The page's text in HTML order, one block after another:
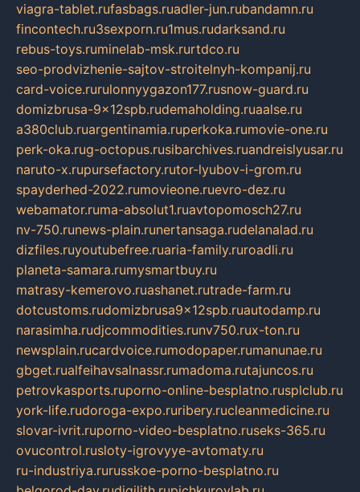
viagra-tablet.rufasbags.ruadler-jun.rubandamn.ru
fincontech.ru3sexporn.ru1mus.rudarksand.ru
rebus-toys.ruminelab-msk.rurtdco.ru
seo-prodvizhenie-sajtov-stroitelnyh-kompanij.ru
card-voice.rurulonnyygazon177.rusnow-guard.ru
domizbrusa-9x12spb.rudemaholding.ruaalse.ru
a380club.ruargentinamia.ruperkoka.rumovie-one.ru
perk-oka.rug-octopus.rusibarchives.ruandreislyusar.ru
naruto-x.rupursefactory.rutor-lyubov-i-grom.ru
spayderhed-2022.rumovieone.ruevro-dez.ru
webamator.ruma-absolut1.ruavtopomosch27.ru
nv-750.runews-plain.runertansaga.rudelanalad.ru
dizfiles.ruyoutubefree.ruaria-family.ruroadli.ru
planeta-samara.rumysmartbuy.ru
matrasy-kemerovo.ruashanet.rutrade-farm.ru
dotcustoms.rudomizbrusa9x12spb.ruautodamp.ru
narasimha.rudjcommodities.runv750.rux-ton.ru
newsplain.rucardvoice.rumodopaper.rumanunae.ru
gbget.rualfeihavsalnassr.rumadoma.rutajuncos.ru
petrovkasports.ruporno-online-besplatno.rusplclub.ru
york-life.rudoroga-expo.ruribery.rucleanmedicine.ru
slovar-ivrit.ruporno-video-besplatno.ruseks-365.ru
ovucontrol.rusloty-igrovyye-avtomaty.ru
ru-industriya.rurusskoe-porno-besplatno.ru